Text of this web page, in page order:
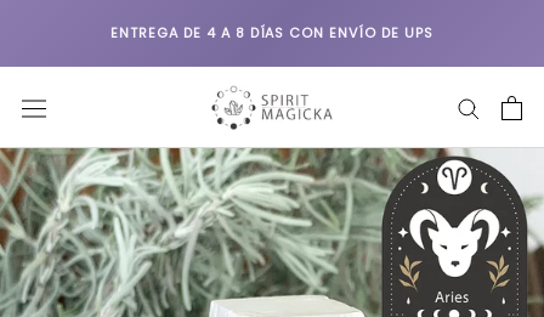
ENTREGA DE 4 A 8 DÍAS CON ENVÍO DE UPS